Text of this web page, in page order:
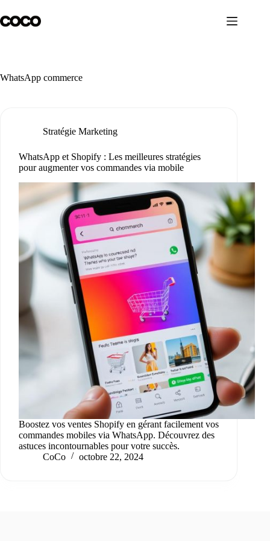
au
contenu
WhatsApp commerce
Stratégie Marketing
WhatsApp et Shopify : Les meilleures stratégies
pour augmenter vos commandes via mobile
Boostez vos ventes Shopify en gérant facilement vos
commandes mobiles via WhatsApp. Découvrez des
astuces incontournables pour votre succès.
CoCo
octobre 22, 2024